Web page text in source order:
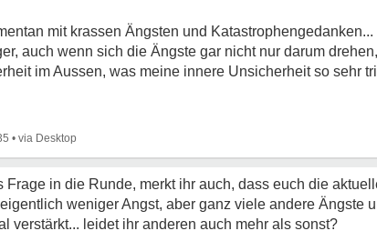
mit krassen Ängsten und
auch wenn sich die Ängste gar nicht nur darum
im Aussen, was meine innere Unsicherheit so sehr
•
Frage in die Runde, merkt ihr auch, dass euch die
weniger Angst, aber ganz viele andere Ängste
verstärkt... leidet ihr anderen auch mehr als sonst?